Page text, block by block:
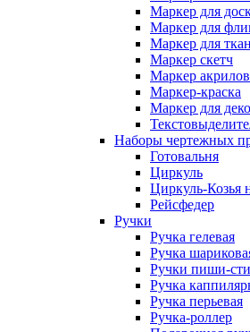
Маркер для
Маркер для
Маркер для
Маркер скетч
Маркер
Маркер-краска
Маркер для
Наборы чертежных
Готовальня
Циркуль
Циркуль-Козья
Рейсфедер
Ручки
Ручка гелевая
Ручка
Ручки пиши-
Ручка
Ручка перьевая
Ручка-роллер